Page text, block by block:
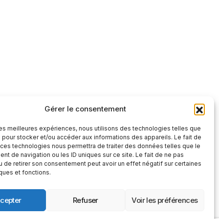
Gérer le consentement
meilleures expériences, nous utilisons des technologies telles que
stocker et/ou accéder aux informations des appareils. Le fait de
technologies nous permettra de traiter des données telles que le
de navigation ou les ID uniques sur ce site. Le fait de ne pas
de retirer son consentement peut avoir un effet négatif sur certaines
et fonctions.
Refuser Voir les préférences
S'abonner
S'abonner
vous confirmez que vous avez lu et
confidentialité et nosconditions